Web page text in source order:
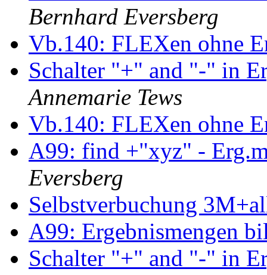
Bernhard Eversberg
Vb.140: FLEXen ohne
Schalter "+" and "-" in
Annemarie Tews
Vb.140: FLEXen ohne
A99: find +"xyz" -
Eversberg
Selbstverbuchung
A99: Ergebnismengen
Schalter "+" and "-" in